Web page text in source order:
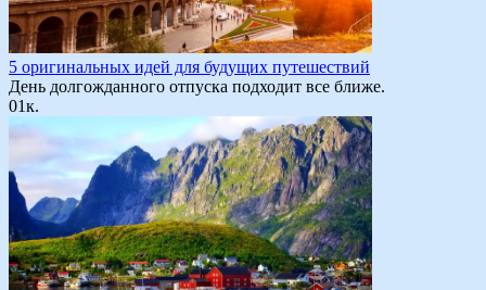
5 оригинальных идей для будущих путешествий
День долгожданного отпуска подходит все ближе.
01к.